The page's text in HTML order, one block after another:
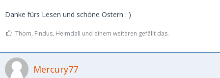
Danke fürs Lesen und schöne Ostern : )
Thom, Findus, Heimdall und einem weiteren gefällt das.
Mercury77